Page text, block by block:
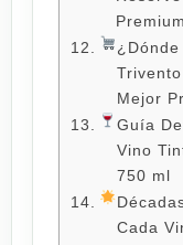
Mejor
Guía
Vino
750 ml
Cada